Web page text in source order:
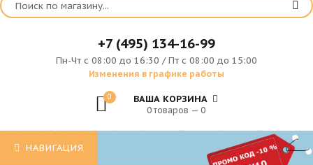
+7 (495) 134-16-99
Пн-Чт с 08:00 до 16:30 / Пт с 08:00 до 15:00
Изменения в графике работы
0 ВАША КОРЗИНА
0 товаров — 0
НАВИГАЦИЯ